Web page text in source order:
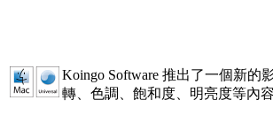
Koingo Software 推出了一個新的
轉、色調、飽和度、明亮度等內